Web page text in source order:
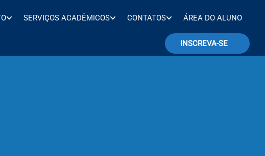
SERVIÇOS ACADÊMICOS CONTATOS ÁREA DO ALUNO
INSCREVA-SE